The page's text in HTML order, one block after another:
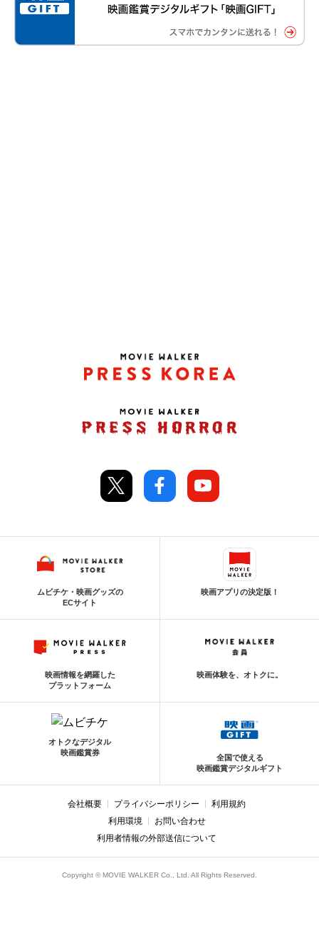
ムビチケ・映画グッズの
ECサイト
映画アプリの決定版！
映画情報を網羅した
プラットフォーム
映画体験を、オトクに。
オトクなデジタル
映画鑑賞券
全国で使える
映画鑑賞デジタルギフト
会社概要 プライバシーポリシー
利用規約
利用環境
お問い合わせ
利用者情報の外部送信について
Copyright © MOVIE WALKER Co., Ltd. All Rights Reserved.